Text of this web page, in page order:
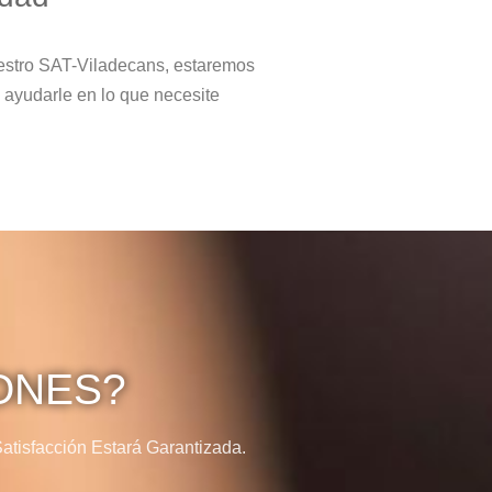
SAT-Viladecans, estaremos
en lo que necesite
Estará Garantizada.